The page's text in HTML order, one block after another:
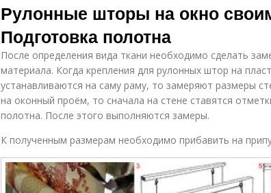
Рулонные шторы на окно
Подготовка полотна
После определения вида ткани необходимо сделать
материала. Когда крепления для рулонных штор на
устанавливаются на саму раму, то замеряют размеры
на оконный проём, то сначала на стене ставятся
полотна. После этого выполняются замеры.
К полученным размерам необходимо прибавить на